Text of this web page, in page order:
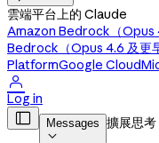
雲端平台上的 Claude
Amazon Bedrock（Opus
Bedrock（Opus 4.6 及更
PlatformGoogle Cloud

Log in
 Messages

擴展思考